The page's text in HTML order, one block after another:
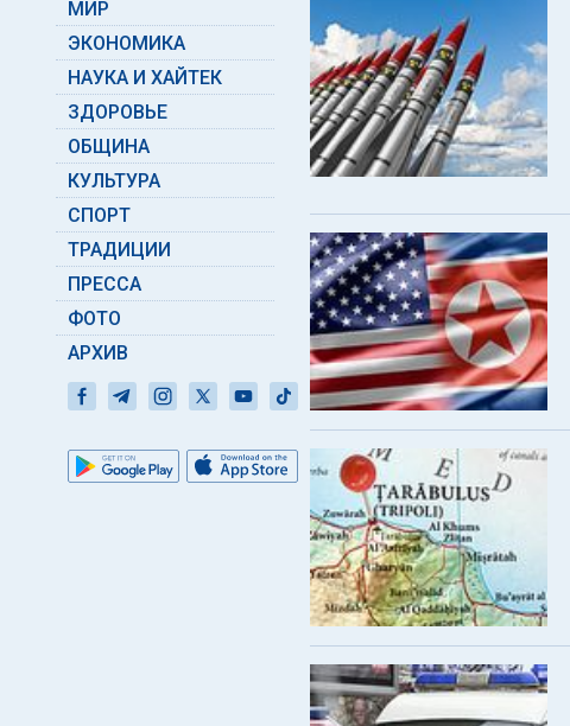
МИР
ЭКОНОМИКА
НАУКА И ХАЙТЕК
ЗДОРОВЬЕ
ОБЩИНА
КУЛЬТУРА
СПОРТ
ТРАДИЦИИ
ПРЕССА
ФОТО
АРХИВ